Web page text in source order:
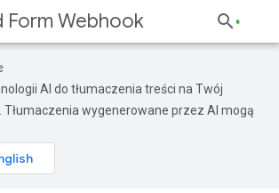
Form Webhook
AI do tłumaczenia treści na Twój
wygenerowane przez AI mogą